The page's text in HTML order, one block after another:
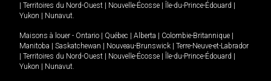
| Territoires du Nord-Ouest | Nouvelle-Écosse | Île-du-Prince-Édouard |
Yukon | Nunavut.
Maisons à louer - Ontario | Québec | Alberta | Colombie-Britannique |
Manitoba | Saskatchewan | Nouveau-Brunswick | Terre-Neuve-et-Labrador
| Territoires du Nord-Ouest | Nouvelle-Écosse | Île-du-Prince-Édouard |
Yukon | Nunavut.